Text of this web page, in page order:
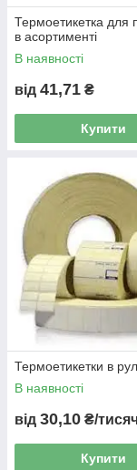
Термоетикетка для
в асортименті
В наявності
від 41,71 ₴
Купити
Термоетикетки в
В наявності
від 30,10 ₴/
Купити